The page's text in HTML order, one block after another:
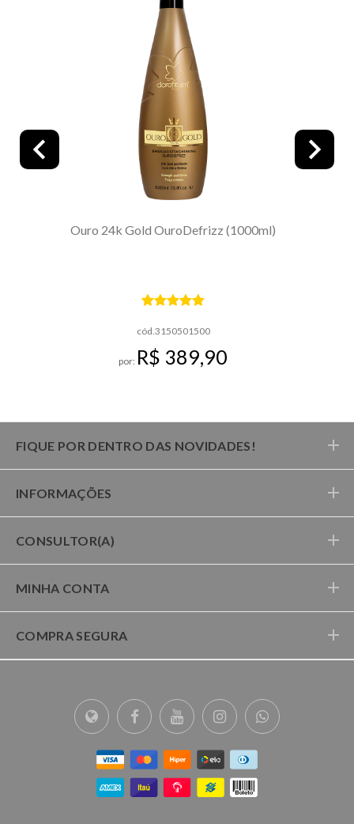
Ouro 24k Gold OuroDefrizz (1000ml)
cód.3150501500
por: R$ 389,90
FIQUE POR DENTRO DAS NOVIDADES!
INFORMAÇÕES
CONSULTOR(A)
MINHA CONTA
COMPRA SEGURA